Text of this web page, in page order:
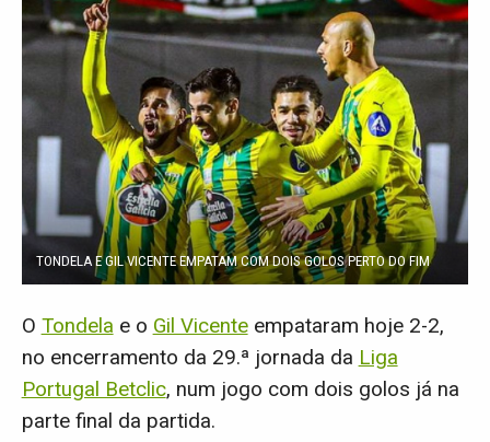
TONDELA E GIL VICENTE EMPATAM COM DOIS GOLOS PERTO DO FIM
O Tondela e o Gil Vicenteempataram hoje 2-2,
no encerramento da 29.ª jornada da Liga
Portugal Betclic, num jogo com dois golos já na
parte final da partida.